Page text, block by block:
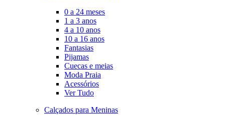
0 a 24 meses
1 a 3 anos
4 a 10 anos
10 a 16 anos
Fantasias
Pijamas
Cuecas e meias
Moda Praia
Acessórios
Ver Tudo
Calçados para Meninas